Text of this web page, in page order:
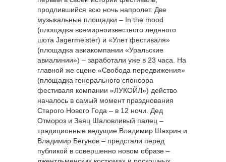
продлившийся всю ночь напролет. Две
музыкальные площадки – In the mood
(площадка всемирноизвестного ледяного
шота Jagermeister) и «Улет фестиваля»
(площадка авиакомпании «Уральские
авиалинии») – заработали уже в 23 часа. На
главной же сцене «Свобода передвижения»
(площадка генерального спонсора
фестиваля компании «ЛУКОЙЛ») действо
началось в самый момент празднования
Старого Нового Года – в 12 ночи. Дед
Отмороз и Заяц Шаловливый палец –
традиционные ведущие Владимир Шахрин и
Владимир Бегунов – предстали перед
публикой в совершенно новом образе –